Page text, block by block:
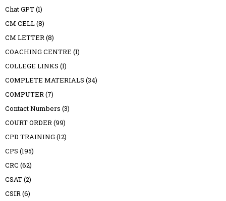
Chat GPT(1)
CM CELL(8)
CM LETTER(8)
COACHING CENTRE (1)
COLLEGE LINKS (1)
COMPLETE MATERIALS (34)
COMPUTER(7)
Contact Numbers (3)
COURT ORDER(99)
CPD TRAINING (12)
CPS (195)
CRC (62)
CSAT(2)
CSIR(6)